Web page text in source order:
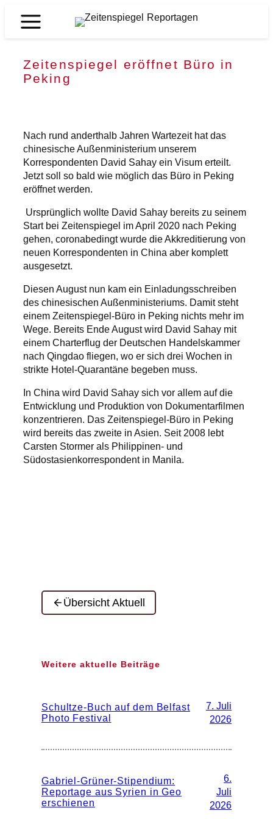
Inhalt
Zeitenspiegel
Zeitenspiegel eröffnet Büro in
Peking
Nach rund anderthalb Jahren Wartezeit hat das
chinesische Außenministerium unserem
Korrespondenten David Sahay ein Visum erteilt.
Jetzt soll so bald wie möglich das Büro in Peking
eröffnet werden.
Ursprünglich wollte David Sahay bereits zu seinem
Start bei Zeitenspiegel im April 2020 nach Peking
gehen, coronabedingt wurde die Akkreditierung von
neuen Korrespondenten in China aber komplett
ausgesetzt.
Diesen August nun kam ein Einladungsschreiben
des chinesischen Außenministeriums. Damit steht
einem Zeitenspiegel-Büro in Peking nichts mehr im
Wege. Bereits Ende August wird David Sahay mit
einem Charterflug der Deutschen Handelskammer
nach Qingdao fliegen, wo er sich drei Wochen in
strikte Hotel-Quarantäne begeben muss.
In China wird David Sahay sich vor allem auf die
Entwicklung und Produktion von Dokumentarfilmen
konzentrieren. Das Zeitenspiegel-Büro in Peking
wird bereits das zweite in Asien. Seit 2008 lebt
Carsten Stormer als Philippinen- und
Südostasienkorrespondent in Manila.
Übersicht Aktuell
Weitere aktuelle Beiträge
Schultze-Buch auf dem Belfast
Photo Festival
7. Juli
2026
Gabriel-Grüner-Stipendium:
Reportage aus Syrien in Geo
erschienen
6.
Juli
2026